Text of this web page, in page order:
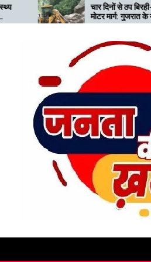
चार दिनों से ठप बिरही-निजमुला
मोटर मार्ग: गुजरात के यात्री फंसे,
बीच सड़क खराब खड़ी जेसीबी से